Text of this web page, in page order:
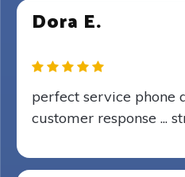
Dora E.
perfect service phone
customer response ...